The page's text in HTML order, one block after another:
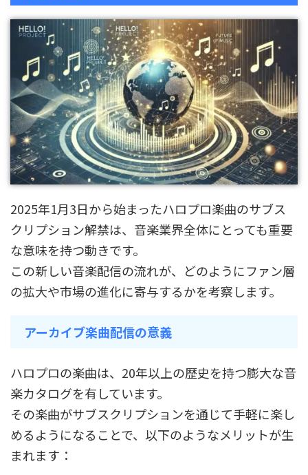
2025年1月3日から始まったハロプロ楽曲のサブス
クリプション解禁は、音楽業界全体にとっても重要
な意味を持つ動きです。
この新しい音楽配信の流れが、どのようにファン層
の拡大や市場の進化に寄与するかを考察します。
アーカイブ楽曲配信の意義
ハロプロの楽曲は、20年以上の歴史を持つ膨大な音
楽カタログを有しています。
その楽曲がサブスクリプションを通じて手軽に楽し
めるようになることで、以下のようなメリットが生
まれます：